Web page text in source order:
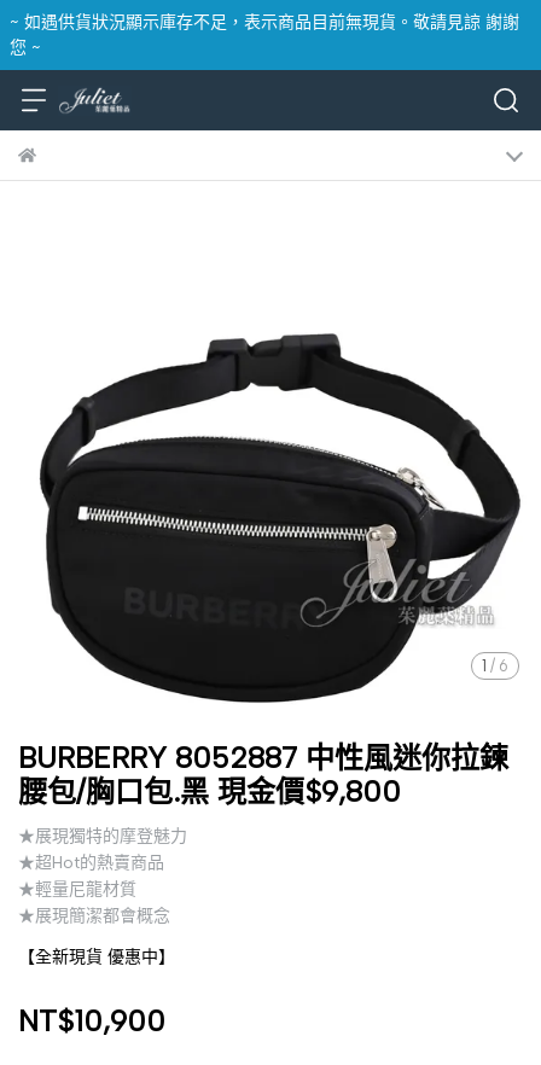
~ 如遇供貨狀況顯示庫存不足，表示商品目前無現貨。敬請見諒 謝謝
您 ~
1 / 6
BURBERRY 8052887 中性風迷你拉鍊
腰包/胸口包.黑 現金價$9,800
★展現獨特的摩登魅力
★超Hot的熱賣商品
★輕量尼龍材質
★展現簡潔都會概念
【全新現貨 優惠中】
NT$10,900